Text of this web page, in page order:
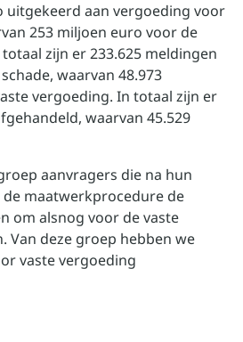
uitgekeerd aan vergoeding voor
253 miljoen euro voor de
zijn er 233.625 meldingen
waarvan 48.973
vergoeding. In totaal zijn er
waarvan 45.529
aanvragers die na hun
maatwerkprocedure de
om alsnog voor de vaste
Van deze groep hebben we
vaste vergoeding